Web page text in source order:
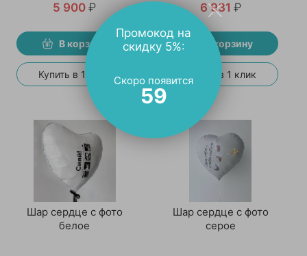
5 900 ₽
В корзину
Купить в 1 клик
6 931 ₽
В корзину
Купить в 1 клик
Шар сердце с фото
белое
Шар сердце с фото
серое
Промокод на
скидку 5%:
Скоро появится
59